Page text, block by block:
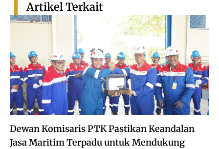
Dewan Komisaris PTK Pastikan Keandalan
Jasa Maritim Terpadu untuk Mendukung
Artikel Terkait